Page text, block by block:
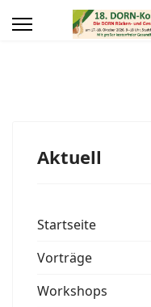
Aktuell
Startseite
Vorträge
Workshops